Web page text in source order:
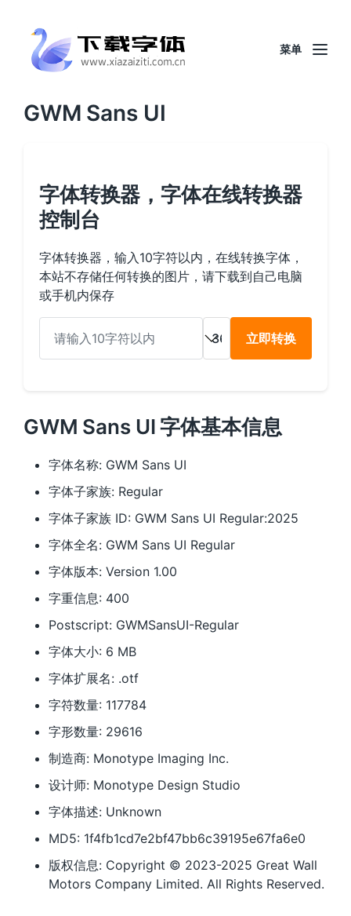
菜单
GWM Sans UI
字体转换器，字体在线转换器
控制台
字体转换器，输入10字符以内，在线转换字体，
本站不存储任何转换的图片，请下载到自己电脑
或手机内保存
立即转换
GWM Sans UI 字体基本信息
字体名称: GWM Sans UI
字体子家族: Regular
字体子家族 ID: GWM Sans UI Regular:2025
字体全名: GWM Sans UI Regular
字体版本: Version 1.00
字重信息: 400
Postscript: GWMSansUI-Regular
字体大小: 6 MB
字体扩展名: .otf
字符数量: 117784
字形数量: 29616
制造商: Monotype Imaging Inc.
设计师: Monotype Design Studio
字体描述: Unknown
MD5: 1f4fb1cd7e2bf47bb6c39195e67fa6e0
版权信息: Copyright © 2023-2025 Great Wall
Motors Company Limited. All Rights Reserved.